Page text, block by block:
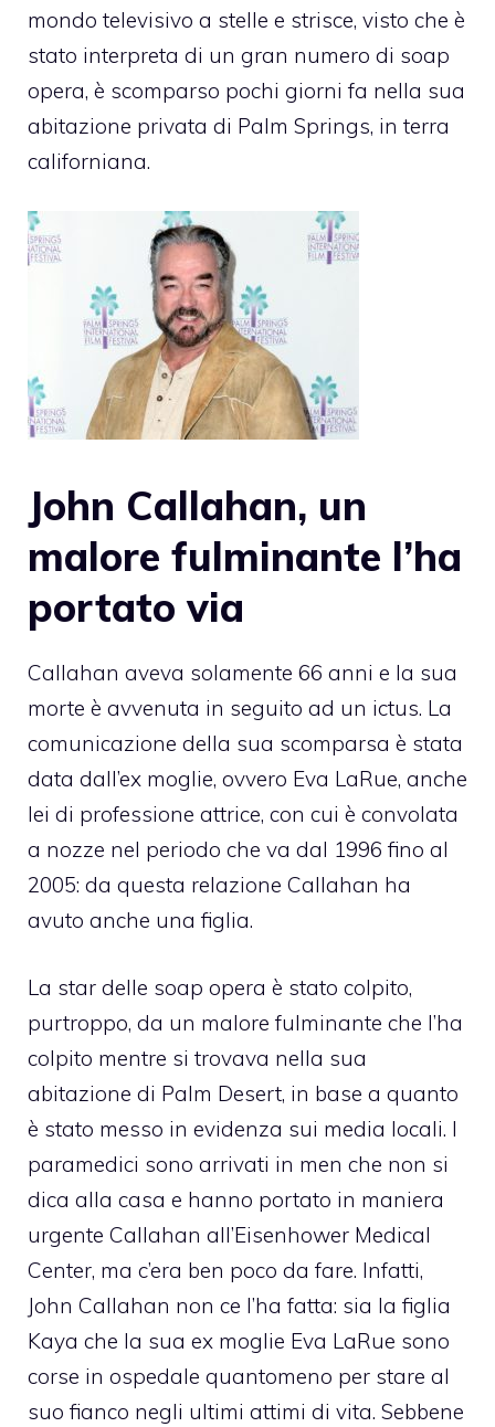
mondo televisivo a stelle e strisce, visto che è
stato interpreta di un gran numero di soap
opera, è scomparso pochi giorni fa nella sua
abitazione privata di Palm Springs, in terra
californiana.
John Callahan, un
malore fulminante l’ha
portato via
Callahan aveva solamente 66 anni e la sua
morte è avvenuta in seguito ad un ictus. La
comunicazione della sua scomparsa è stata
data dall’ex moglie, ovvero Eva LaRue, anche
lei di professione attrice, con cui è convolata
a nozze nel periodo che va dal 1996 fino al
2005: da questa relazione Callahan ha
avuto anche una figlia.
La star delle soap opera è stato colpito,
purtroppo, da un malore fulminante che l’ha
colpito mentre si trovava nella sua
abitazione di Palm Desert, in base a quanto
è stato messo in evidenza sui media locali. I
paramedici sono arrivati in men che non si
dica alla casa e hanno portato in maniera
urgente Callahan all’Eisenhower Medical
Center, ma c’era ben poco da fare. Infatti,
John Callahan non ce l’ha fatta: sia la figlia
Kaya che la sua ex moglie Eva LaRue sono
corse in ospedale quantomeno per stare al
suo fianco negli ultimi attimi di vita. Sebbene